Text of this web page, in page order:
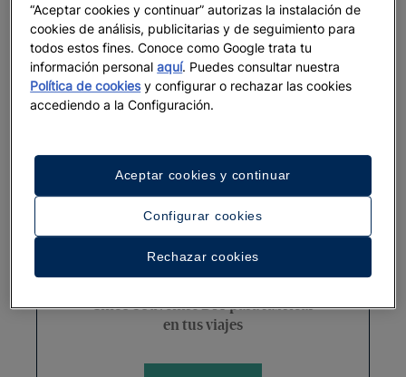
Ver más
Cinco Souvenirs DIY para fabricar
en tus viajes
“Aceptar cookies y continuar” autorizas la instalación de
cookies de análisis, publicitarias y de seguimiento para
todos estos fines. Conoce como Google trata tu
información personalaquí. Puedes consultar nuestra
Política de cookiesy configurar o rechazar las cookies
accediendo a la Configuración.
Configurar cookies
Rechazar cookies
Aceptar cookies y continuar